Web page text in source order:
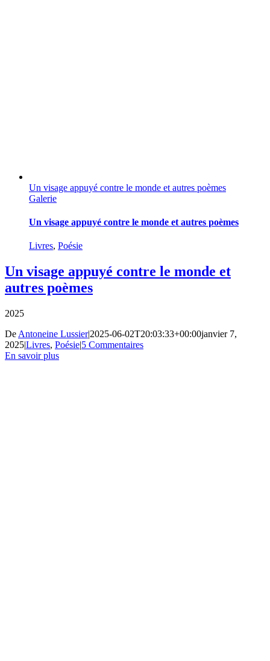
Un visage appuyé contre le monde et autres poèmes
Galerie
Un visage appuyé contre le monde et autres poèmes
Livres, Poésie
Un visage appuyé contre le monde et
autres poèmes
2025
De Antoneine Lussier|2025-06-02T20:03:33+00:00janvier 7,
2025|Livres, Poésie|5 Commentaires
En savoir plus